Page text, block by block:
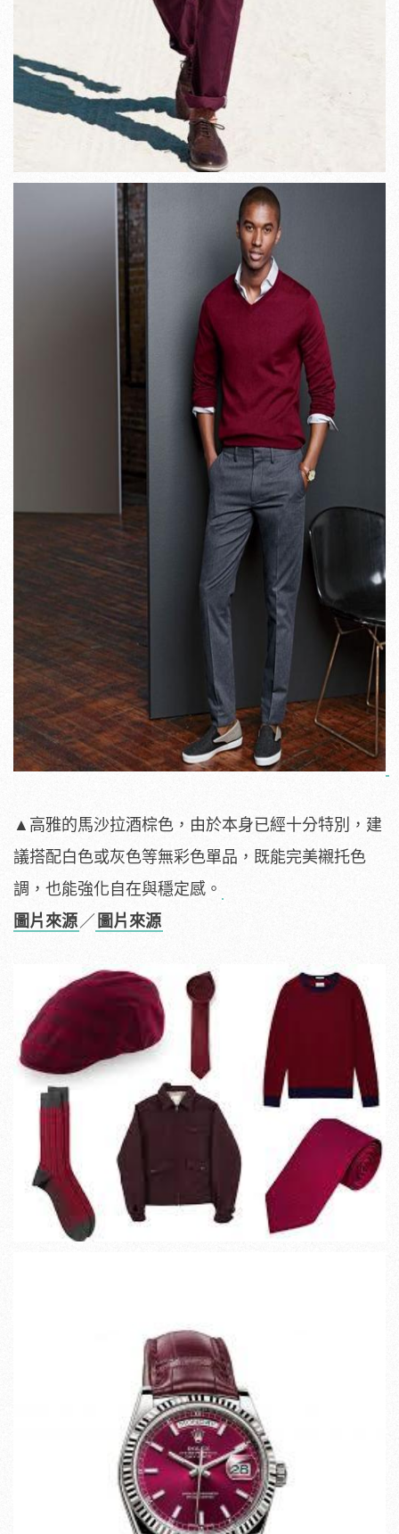
▲高雅的馬沙拉酒棕色，由於本身已經十分特別，建
議搭配白色或灰色等無彩色單品，既能完美襯托色
調，也能強化自在與穩定感。
圖片來源 ／ 圖片來源